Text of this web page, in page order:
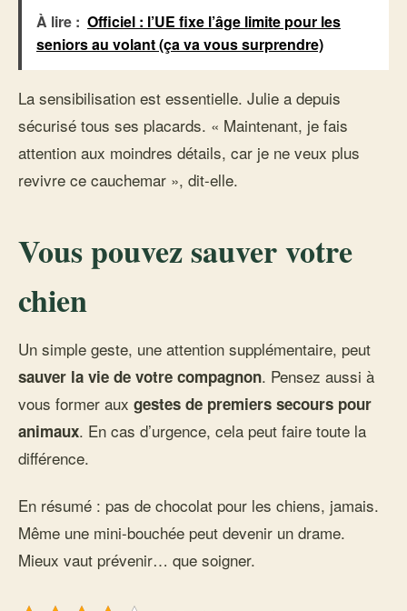
À lire : Officiel : l’UE fixe l’âge limite pour les
seniors au volant (ça va vous surprendre)
La sensibilisation est essentielle. Julie a depuis
sécurisé tous ses placards. « Maintenant, je fais
attention aux moindres détails, car je ne veux plus
revivre ce cauchemar », dit-elle.
Vous pouvez sauver votre
chien
Un simple geste, une attention supplémentaire, peut
sauver la vie de votre compagnon. Pensez aussi à
vous former aux gestes de premiers secours pour
animaux. En cas d’urgence, cela peut faire toute la
différence.
En résumé : pas de chocolat pour les chiens, jamais.
Même une mini-bouchée peut devenir un drame.
Mieux vaut prévenir… que soigner.